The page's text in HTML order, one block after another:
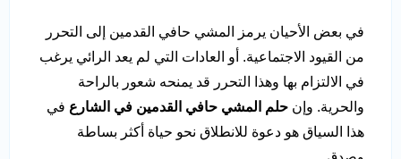
في بعض الأحيان يرمز المشي حافي القدمين إلى التحرر
من القيود الاجتماعية. أو العادات التي لم يعد الرائي يرغب
في الالتزام بها وهذا التحرر قد يمنحه شعور بالراحة
والحرية. وإن حلم المشي حافي القدمين في الشارع في
هذا السياق هو دعوة للانطلاق نحو حياة أكثر بساطة